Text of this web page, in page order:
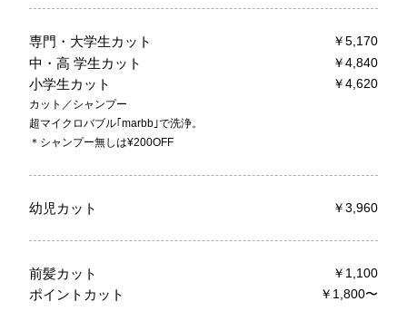
専門・大学生カット ￥5,170
中・高 学生カット ￥4,840
小学生カット
カット／シャンプー
超マイクロバブル｢marbb｣で洗浄。
＊シャンプー無しは¥200OFF
￥4,620
幼児カット ￥3,960
前髪カット ￥1,100
ポイントカット ￥1,800〜